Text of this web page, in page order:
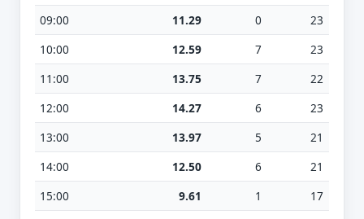
09:00
11.29 0
23
10:00
12.59 7
23
11:00
13.75 7
22
12:00
14.27 6
23
13:00
13.97 5
21
14:00
12.50 6
21
15:00
9.61 1
17